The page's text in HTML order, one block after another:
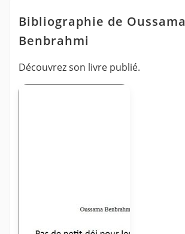
Bibliographie de Oussama
Benbrahmi
Découvrez son livre publié.